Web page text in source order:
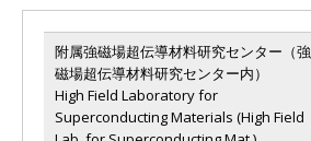
附属強磁場超伝導材料研究センター（強
磁場超伝導材料研究センター内）
High Field Laboratory for
Superconducting Materials (High Field